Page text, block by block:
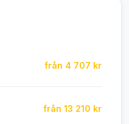
från 4 707 kr
från 13 210 kr